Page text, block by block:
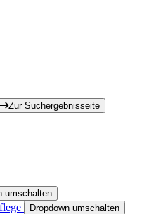
Zur Suchergebnisseite
umschalten
Dropdown umschalten